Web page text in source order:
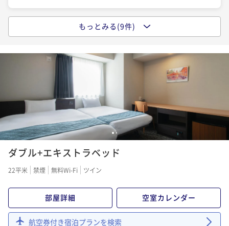
朝食付き 現地決済可 事前決済可
IN 14:00 - 24:00 OUT11:00
ポイントアップ
ポイントアップ☆朝食付プラン
朝食付き 現地決済可 事前決済可
IN 14:00 - 22:00 OUT11:00
ポイント即利用で最大13％OFF
¥11,450~
¥ 9,961 ~
現地決済可
IN 14:00 - 24:00 OUT11:00
ポイント即利用で最大5％OFF
ポイントアップ☆素泊りプラン
素泊まり 現地決済可 事前決済可
IN 14:00 - 22:00 OUT11:00
ポイント即利用で
最大13％OFF
¥9,350~
QUOカード1000円付 ☆素泊りプラン
素泊まり
QUOカード2000円付 ☆素泊りプラン
もっとみる(9件)
12
ダブル+エキストラベッド
22平米 禁煙 無料Wi-Fi ツイン
部屋詳細 空室カレンダー
航空券付き宿泊プランを検索